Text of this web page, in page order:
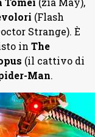
(Flash
Strange). È
in The
(il cattivo di
Man.